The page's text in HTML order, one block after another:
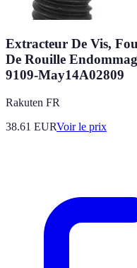
Extracteur De Vis,
De Rouille
9109-May14A02809
Rakuten FR
38.61 EURVoir le prix